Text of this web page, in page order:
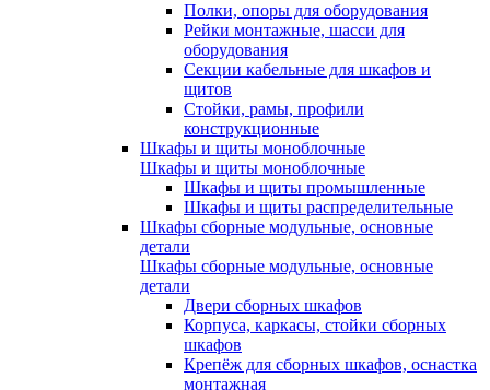
Полки, опоры для оборудования
Рейки монтажные, шасси для
оборудования
Секции кабельные для шкафов и
щитов
Стойки, рамы, профили
конструкционные
Шкафы и щиты моноблочные
Шкафы и щиты моноблочные
Шкафы и щиты промышленные
Шкафы и щиты распределительные
Шкафы сборные модульные, основные
детали
Шкафы сборные модульные, основные
детали
Двери сборных шкафов
Корпуса, каркасы, стойки сборных
шкафов
Крепёж для сборных шкафов, оснастка
монтажная